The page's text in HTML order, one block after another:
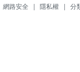
網路安全 | 隱私權 | 分